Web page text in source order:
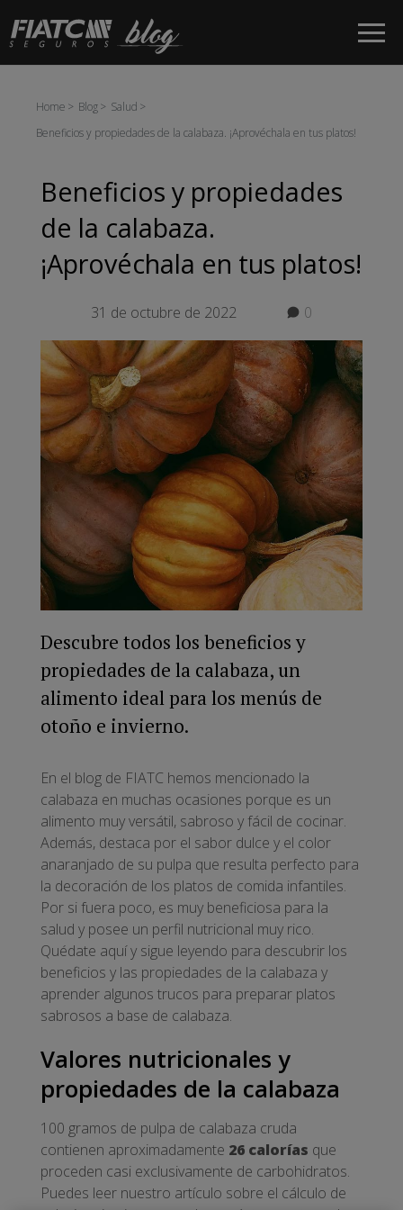
Saltar al contenido principal
Home Blog
Salud
Beneficios y propiedades de la calabaza. ¡Aprovéchala en tus platos!
Beneficios y propiedades
de la calabaza.
¡Aprovéchala en tus platos!
31 de octubre de 2022 0
Descubre todos los beneficios y
propiedades de la calabaza, un
alimento ideal para los menús de
otoño e invierno.
En el blog de FIATC hemos mencionado la
calabaza en muchas ocasiones porque es un
alimento muy versátil, sabroso y fácil de cocinar.
Además, destaca por el sabor dulce y el color
anaranjado de su pulpa que resulta perfecto para
la decoración de los platos de comida infantiles.
Por si fuera poco, es muy beneficiosa para la
salud y posee un perfil nutricional muy rico.
Quédate aquí y sigue leyendo para descubrir los
beneficios y las propiedades de la calabaza y
aprender algunos trucos para preparar platos
sabrosos a base de calabaza.
Valores nutricionales y
propiedades de la calabaza
100 gramos de pulpa de calabaza cruda
contienen aproximadamente 26 calorías que
proceden casi exclusivamente de carbohidratos.
Puedes leer nuestro artículo sobre el cálculo de